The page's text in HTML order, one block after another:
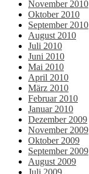
November 2010
Oktober 2010
September 2010
August 2010
Juli 2010
Juni 2010
Mai 2010
April 2010
März 2010
Februar 2010
Januar 2010
Dezember 2009
November 2009
Oktober 2009
September 2009
August 2009
Juli 2009